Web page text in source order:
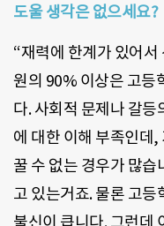
도울 생각은 없으세요?
“재력에 한계가 있어서
원의 90% 이상은 고등
다. 사회적 문제나 갈
에 대한 이해 부족인데
꿀 수 없는 경우가 많습
고 있는거죠. 물론 고